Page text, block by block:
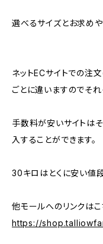
選べるサイズとお求め
ネットECサイトでの注
ごとに違いますのでそ
手数料が安いサイトは
入することができます。
30キロはとくに安い値
他モールへのリンクはこ
https://